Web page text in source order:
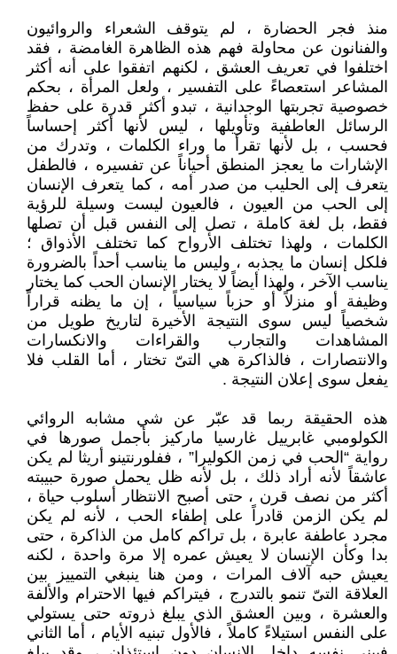
منذ فجر الحضارة ، لم يتوقف الشعراء والروائيون
والفنانون عن محاولة فهم هذه الظاهرة الغامضة ، فقد
اختلفوا في تعريف العشق ، لكنهم اتفقوا على أنه أكثر
المشاعر استعصاءً على التفسير ، ولعل المرأة ، بحكم
خصوصية تجربتها الوجدانية ، تبدو أكثر قدرة على حفظ
الرسائل العاطفية وتأويلها ، ليس لأنها أكثر إحساساً
فحسب ، بل لأنها تقرأ ما وراء الكلمات ، وتدرك من
الإشارات ما يعجز المنطق أحياناً عن تفسيره ، فالطفل
يتعرف إلى الحليب من صدر أمه ، كما يتعرف الإنسان
إلى الحب من العيون ، فالعيون ليست وسيلة للرؤية
فقط، بل لغة كاملة ، تصل إلى النفس قبل أن تصلها
الكلمات ، ولهذا تختلف الأرواح كما تختلف الأذواق ؛
فلكل إنسان ما يجذبه ، وليس ما يناسب أحداً بالضرورة
يناسب الآخر ، ولهذا أيضاً لا يختار الإنسان الحب كما يختار
وظيفة أو منزلاً أو حزباً سياسياً ، إن ما يظنه قراراً
شخصياً ليس سوى النتيجة الأخيرة لتاريخ طويل من
المشاهدات والتجارب والقراءات والانكسارات
والانتصارات ، فالذاكرة هي التىّ تختار ، أما القلب فلا
يفعل سوى إعلان النتيجة .
هذه الحقيقة ربما قد عبّر عن شي مشابه الروائي
الكولومبي غابرييل غارسيا ماركيز بأجمل صورها في
رواية “الحب في زمن الكوليرا” ، ففلورنتينو أريثا لم يكن
عاشقاً لأنه أراد ذلك ، بل لأنه ظل يحمل صورة حبيبته
أكثر من نصف قرن ، حتى أصبح الانتظار أسلوب حياة ،
لم يكن الزمن قادراً على إطفاء الحب ، لأنه لم يكن
مجرد عاطفة عابرة ، بل تراكم كامل من الذاكرة ، حتى
بدا وكأن الإنسان لا يعيش عمره إلا مرة واحدة ، لكنه
يعيش حبه آلاف المرات ، ومن هنا ينبغي التمييز بين
العلاقة التىّ تنمو بالتدرج ، فيتراكم فيها الاحترام والألفة
والعشرة ، وبين العشق الذي يبلغ ذروته حتى يستولي
على النفس استيلاءً كاملاً ، فالأول تبنيه الأيام ، أما الثاني